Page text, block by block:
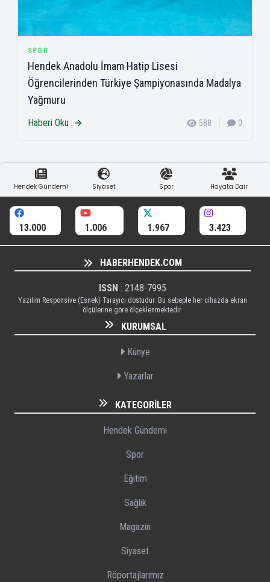
SPOR
Hendek Anadolu İmam Hatip Lisesi
Öğrencilerinden Türkiye Şampiyonasında Madalya
Yağmuru
Haberi Oku 588 0
Hendek Gündemi Siyaset Spor Hayata Dair
13.000 1.006 1.967 3.423
HABERHENDEK.COM
ISSN : 2148-7995
Yazılım Responsive (Esnek) Tarayıcı dostudur. Bu sebeple her cihazda ekran
ölçülerine göre ölçeklenmektedir.
KURUMSAL
Künye
Yazarlar
KATEGORILER
Hendek Gündemi
Spor
Eğitim
Sağlık
Magazin
Siyaset
Röportajlarımız